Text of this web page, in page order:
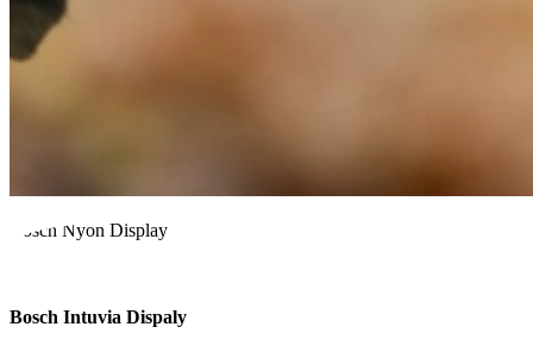
Bosch Nyon Display
Bosch Intuvia Dispaly